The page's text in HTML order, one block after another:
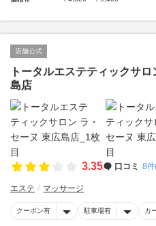
店舗公式
トータルエステティックサ
島店
3.35 口コミ 8件
エステ マッサージ
クーポン有 駐車場有 カ